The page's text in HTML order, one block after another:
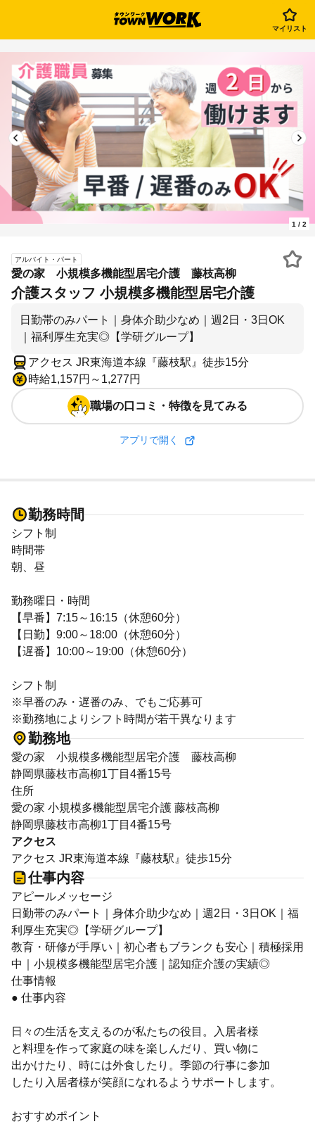
マイリスト
1 / 2
アルバイト・パート
愛の家 小規模多機能型居宅介護 藤枝高柳
介護スタッフ 小規模多機能型居宅介護
日勤帯のみパート｜身体介助少なめ｜週2日・3日OK
｜福利厚生充実◎【学研グループ】
アクセス JR東海道本線『藤枝駅』徒歩15分
時給1,157円～1,277円
職場の口コミ・特徴を見てみる
アプリで開く
勤務時間
シフト制
時間帯
朝、昼
勤務曜日・時間
【早番】7:15～16:15（休憩60分）
【日勤】9:00～18:00（休憩60分）
【遅番】10:00～19:00（休憩60分）
シフト制
※早番のみ・遅番のみ、でもご応募可
※勤務地によりシフト時間が若干異なります
勤務地
愛の家 小規模多機能型居宅介護 藤枝高柳
静岡県藤枝市高柳1丁目4番15号
住所
愛の家 小規模多機能型居宅介護 藤枝高柳
静岡県藤枝市高柳1丁目4番15号
アクセス
アクセス JR東海道本線『藤枝駅』徒歩15分
仕事内容
アピールメッセージ
日勤帯のみパート｜身体介助少なめ｜週2日・3日OK｜福
利厚生充実◎【学研グループ】
教育・研修が手厚い｜初心者もブランクも安心｜積極採用
中｜小規模多機能型居宅介護｜認知症介護の実績◎
仕事情報
● 仕事内容
日々の生活を支えるのが私たちの役目。入居者様
と料理を作って家庭の味を楽しんだり、買い物に
出かけたり、時には外食したり。季節の行事に参加
したり入居者様が笑顔になれるようサポートします。
おすすめポイント